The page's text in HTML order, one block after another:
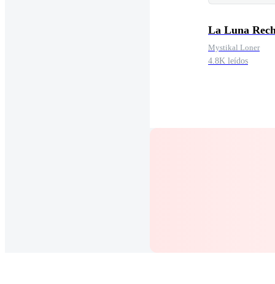
La Luna
Mystikal Loner
4.8K leídos